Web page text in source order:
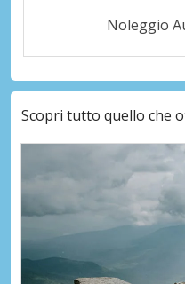
Noleggio
Scopri tutto quello che